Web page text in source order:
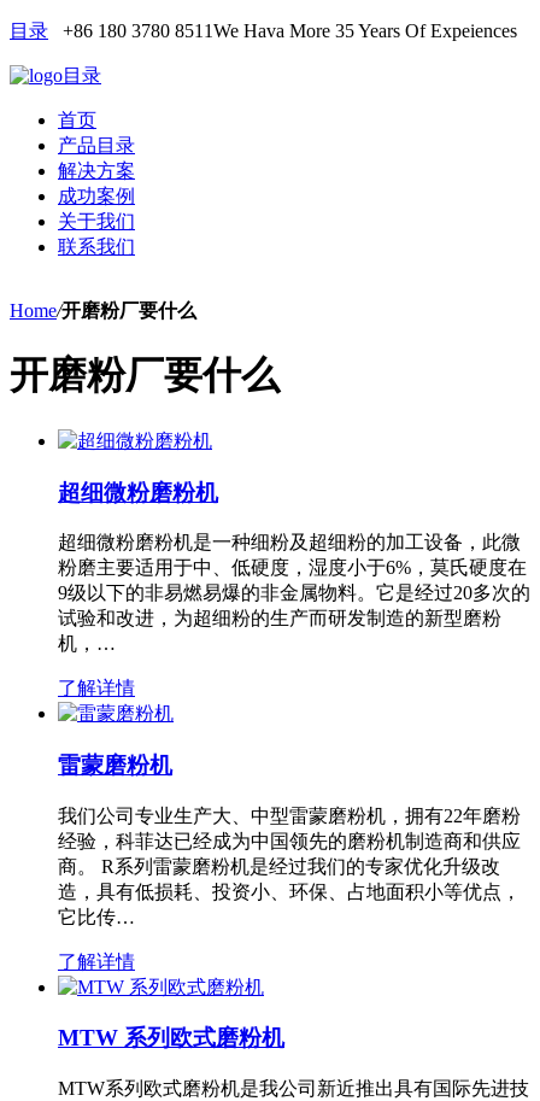
目录 +86 180 3780 8511We Hava More 35 Years Of Expeiences
目录
首页
产品目录
解决方案
成功案例
关于我们
联系我们
Home/开磨粉厂要什么
开磨粉厂要什么
超细微粉磨粉机
超细微粉磨粉机是一种细粉及超细粉的加工设备，此微
粉磨主要适用于中、低硬度，湿度小于6%，莫氏硬度在
9级以下的非易燃易爆的非金属物料。它是经过20多次的
试验和改进，为超细粉的生产而研发制造的新型磨粉
机，…
了解详情
雷蒙磨粉机
我们公司专业生产大、中型雷蒙磨粉机，拥有22年磨粉
经验，科菲达已经成为中国领先的磨粉机制造商和供应
商。 R系列雷蒙磨粉机是经过我们的专家优化升级改
造，具有低损耗、投资小、环保、占地面积小等优点，
它比传…
了解详情
MTW 系列欧式磨粉机
MTW系列欧式磨粉机是我公司新近推出具有国际先进技